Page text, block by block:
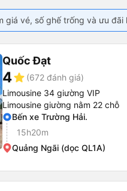
giá vé, số ghế trống và ưu đãi
Quốc Đạt
4star (672 đánh giá)
Limousine 34 giường VIP
Limousine giường nằm 22 chỗ
Bến xe Trường Hải.
15h20m
Quảng Ngãi (dọc QL1A)